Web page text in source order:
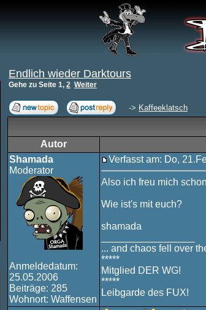
Endlich wieder Darktours
Gehe zu Seite 1, 2 Weiter
-> Kaffeeklatsch
Autor
Shamada
Moderator
Anmeldedatum:
25.05.2006
Beiträge: 285
Wohnort: Waffensen
Verfasst am: Do,
Also ich freu mich
Wie ist's mit euch?
shamada
... and chaos fell over
*****
Mitglied DER WG!
*****
Leibgarde des FUX!